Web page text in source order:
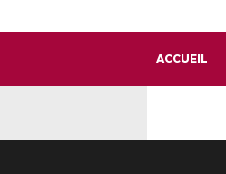
ACCUEIL